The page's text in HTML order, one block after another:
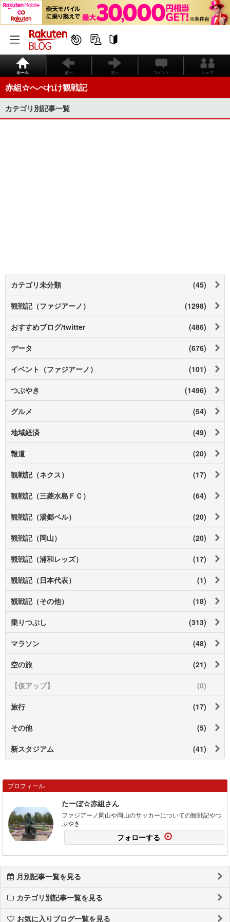
ホーム 前へ 次へ コメント シェア
赤組☆へべれけ観戦記
カテゴリ別記事一覧
カテゴリ未分類 (45)
観戦記（ファジアーノ） (1298)
おすすめブログ/twitter (486)
データ (676)
イベント（ファジアーノ） (101)
つぶやき (1496)
グルメ (54)
地域経済 (49)
報道 (20)
観戦記（ネクス） (17)
観戦記（三菱水島ＦＣ） (64)
観戦記（湯郷ベル） (20)
観戦記（岡山） (20)
観戦記（浦和レッズ） (17)
観戦記（日本代表） (1)
観戦記（その他） (18)
乗りつぶし (313)
マラソン (48)
空の旅 (21)
【仮アップ】 (0)
旅行 (17)
その他 (5)
新スタジアム (41)
プロフィール
たーぼ☆赤組さん
ファジアーノ岡山や岡山のサッカーについての観戦記やつ
ぶやき
フォローする
月別記事一覧を見る
カテゴリ別記事一覧を見る
お気に入りブログ一覧を見る